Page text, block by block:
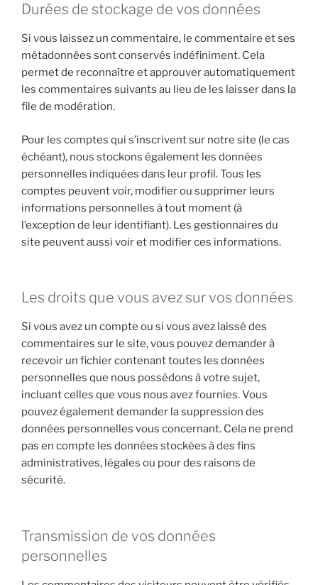
Durées de stockage de vos données
Si vous laissez un commentaire, le commentaire et ses
métadonnées sont conservés indéfiniment. Cela
permet de reconnaître et approuver automatiquement
les commentaires suivants au lieu de les laisser dans la
file de modération.
Pour les comptes qui s’inscrivent sur notre site (le cas
échéant), nous stockons également les données
personnelles indiquées dans leur profil. Tous les
comptes peuvent voir, modifier ou supprimer leurs
informations personnelles à tout moment (à
l’exception de leur identifiant). Les gestionnaires du
site peuvent aussi voir et modifier ces informations.
Les droits que vous avez sur vos données
Si vous avez un compte ou si vous avez laissé des
commentaires sur le site, vous pouvez demander à
recevoir un fichier contenant toutes les données
personnelles que nous possédons à votre sujet,
incluant celles que vous nous avez fournies. Vous
pouvez également demander la suppression des
données personnelles vous concernant. Cela ne prend
pas en compte les données stockées à des fins
administratives, légales ou pour des raisons de
sécurité.
Transmission de vos données
personnelles